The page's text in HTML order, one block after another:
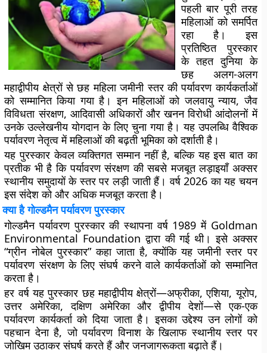
पहली बार पूरी तरह
महिलाओं को समर्पित
रहा है। इस
प्रतिष्ठित पुरस्कार
के तहत दुनिया के
छह अलग-अलग
महाद्वीपीय क्षेत्रों से छह महिला जमीनी स्तर की पर्यावरण कार्यकर्ताओं
को सम्मानित किया गया है। इन महिलाओं को जलवायु न्याय, जैव
विविधता संरक्षण, आदिवासी अधिकारों और खनन विरोधी आंदोलनों में
उनके उल्लेखनीय योगदान के लिए चुना गया है। यह उपलब्धि वैश्विक
पर्यावरण नेतृत्व में महिलाओं की बढ़ती भूमिका को दर्शाती है।
यह पुरस्कार केवल व्यक्तिगत सम्मान नहीं है, बल्कि यह इस बात का
प्रतीक भी है कि पर्यावरण संरक्षण की सबसे मजबूत लड़ाइयाँ अक्सर
स्थानीय समुदायों के स्तर पर लड़ी जाती हैं। वर्ष 2026 का यह चयन
इस संदेश को और अधिक मजबूत करता है।
क्या है गोल्डमैन पर्यावरण पुरस्कार
गोल्डमैन पर्यावरण पुरस्कार की स्थापना वर्ष 1989 में Goldman
Environmental Foundation द्वारा की गई थी। इसे अक्सर
“ग्रीन नोबेल पुरस्कार” कहा जाता है, क्योंकि यह जमीनी स्तर पर
पर्यावरण संरक्षण के लिए संघर्ष करने वाले कार्यकर्ताओं को सम्मानित
करता है।
हर वर्ष यह पुरस्कार छह महाद्वीपीय क्षेत्रों—अफ्रीका, एशिया, यूरोप,
उत्तर अमेरिका, दक्षिण अमेरिका और द्वीपीय देशों—से एक-एक
पर्यावरण कार्यकर्ता को दिया जाता है। इसका उद्देश्य उन लोगों को
पहचान देना है, जो पर्यावरण विनाश के खिलाफ स्थानीय स्तर पर
जोखिम उठाकर संघर्ष करते हैं और जनजागरूकता बढ़ाते हैं।